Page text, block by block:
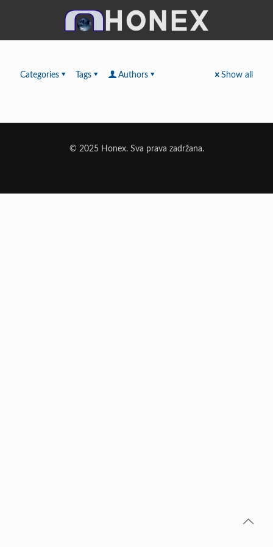
Categories Tags Authors Show all
© 2025 Honex. Sva prava zadržana.